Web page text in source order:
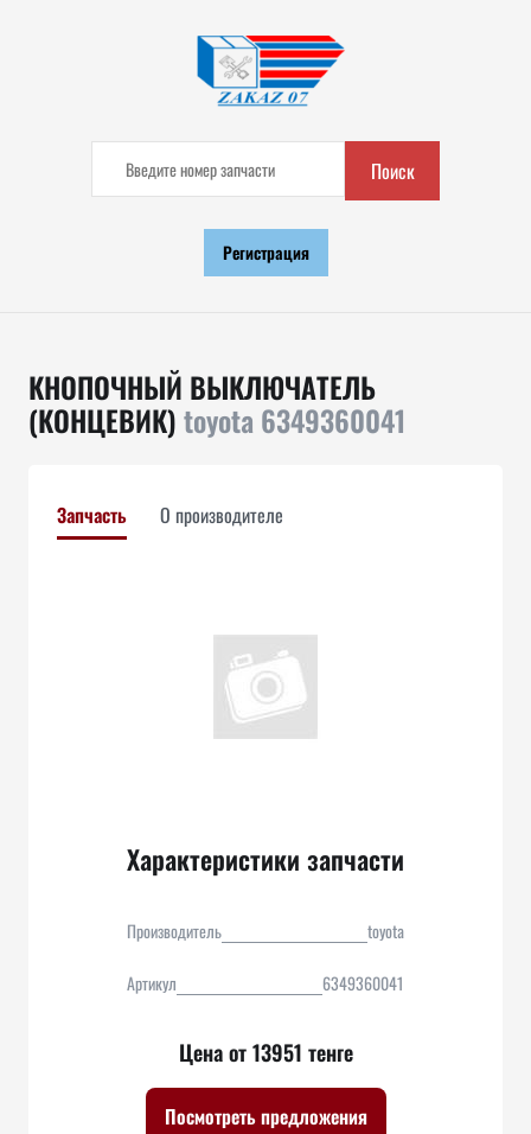
Поиск
Регистрация
КНОПОЧНЫЙ ВЫКЛЮЧАТЕЛЬ
(КОНЦЕВИК)toyota 6349360041
Запчасть О производителе
Характеристики запчасти
Производитель toyota
Артикул 6349360041
Цена от 13951 тенге
Посмотреть предложения